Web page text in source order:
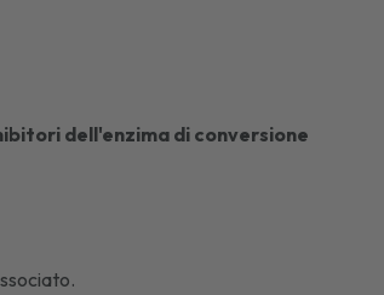
dell'enzima di conversione